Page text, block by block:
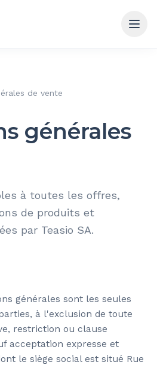
de vente
générales
à toutes les offres,
de produits et
par Teasio SA.
générales sont les seules
à l'exclusion de toute
restriction ou clause
acceptation expresse et
le siège social est situé Rue